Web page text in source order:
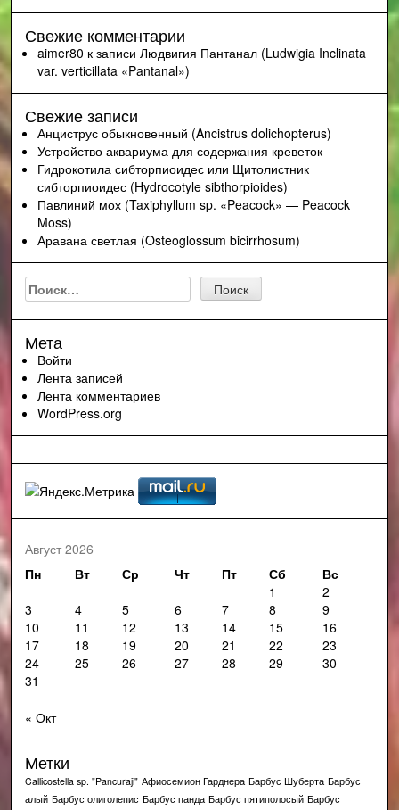
Свежие комментарии
aimer80 к записи Людвигия Пантанал (Ludwigia Inclinata
var. verticillata «Pantanal»)
Свежие записи
Анциструс обыкновенный (Ancistrus dolichopterus)
Устройство аквариума для содержания креветок
Гидрокотила сибторпиоидес или Щитолистник
сибторпиоидес (Hydrocotyle sibthorpioides)
Павлиний мох (Taxiphyllum sp. «Peacock» — Peacock
Moss)
Аравана светлая (Osteoglossum bicirrhosum)
Найти:
Мета
Войти
Лента записей
Лента комментариев
WordPress.org
Август 2026
Пн
Вт Ср Чт Пт Сб
Вс
1
2
3
4 5 6 7 8
9
10
11 12 13 14 15
16
17
18 19 20 21 22
23
24
25 26 27 28 29
30
31
« Окт
Метки
Callicostella sp. "Pancuraji" Афиосемион Гарднера Барбус Шуберта Барбус
алый Барбус олиголепис Барбус панда Барбус пятиполосый Барбус